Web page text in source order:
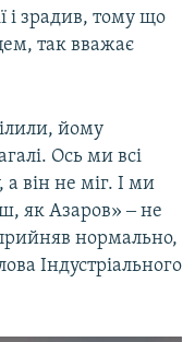
і зрадив, тому що
так вважає
йому
Ось ми всі
він не міг. І ми
як Азаров» ‒ не
нормально,
Індустріального